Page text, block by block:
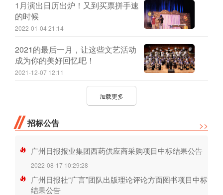
1月演出日历出炉！又到买票拼手速
的时候
2022-01-04 21:14
2021的最后一月，让这些文艺活动
成为你的美好回忆吧！
2021-12-07 12:11
加载更多
招标公告 >>
广州日报报业集团西药供应商采购项目中标结果公告
2022-08-17 10:29:28
广州日报社“广言”团队出版理论评论方面图书项目中标
结果公告